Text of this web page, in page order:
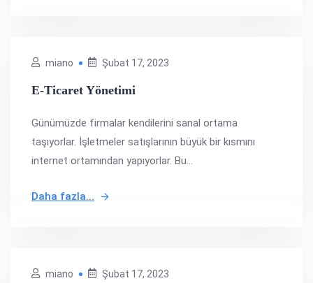
miano Şubat 17, 2023
E-Ticaret Yönetimi
Günümüzde firmalar kendilerini sanal ortama
taşıyorlar. İşletmeler satışlarının büyük bir kısmını
internet ortamından yapıyorlar. Bu...
Daha fazla...
miano Şubat 17, 2023